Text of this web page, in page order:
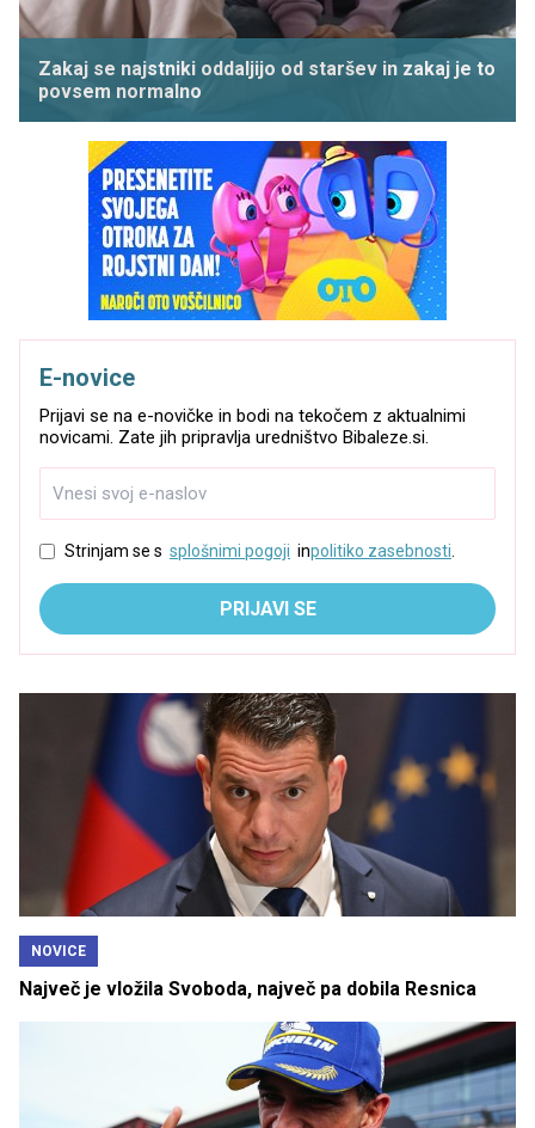
Zakaj se najstniki oddaljijo od staršev in zakaj je to
povsem normalno
E-novice
Prijavi se na e-novičke in bodi na tekočem z aktualnimi
novicami. Zate jih pripravlja uredništvo Bibaleze.si.
Strinjam se s splošnimi pogoji inpolitiko zasebnosti
PRIJAVI SE
NOVICE
Največ je vložila Svoboda, največ pa dobila Resnica